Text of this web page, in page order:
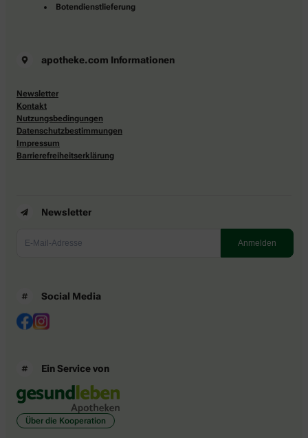
Botendienstlieferung
apotheke.com Informationen
Newsletter
Kontakt
Nutzungsbedingungen
Datenschutzbestimmungen
Impressum
Barrierefreiheitserklärung
Newsletter
Social Media
Ein Service von
Über die Kooperation